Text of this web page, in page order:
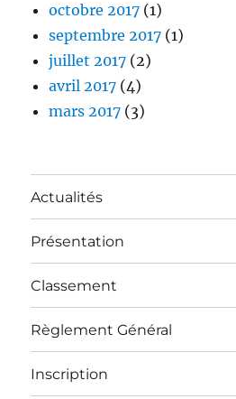
octobre 2017 (1)
septembre 2017 (1)
juillet 2017 (2)
avril 2017 (4)
mars 2017 (3)
Actualités
Présentation
Classement
Règlement Général
Inscription